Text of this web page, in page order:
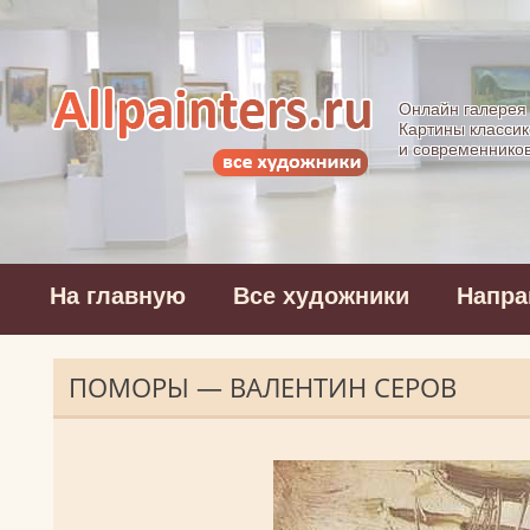
Allpainters.ru -
Онлайн
Картины
и
На главную Все художники
ПОМОРЫ — ВАЛЕНТИН СЕРОВ